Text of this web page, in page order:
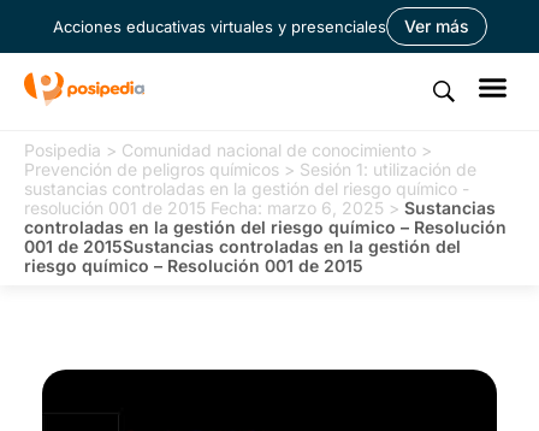
Acciones educativas virtuales y presenciales Ver más
Posipedia > Comunidad nacional de conocimiento >
Prevención de peligros químicos > Sesión 1: utilización de
sustancias controladas en la gestión del riesgo químico -
resolución 001 de 2015 Fecha: marzo 6, 2025 > Sustancias
controladas en la gestión del riesgo químico – Resolución
001 de 2015Sustancias controladas en la gestión del
riesgo químico – Resolución 001 de 2015